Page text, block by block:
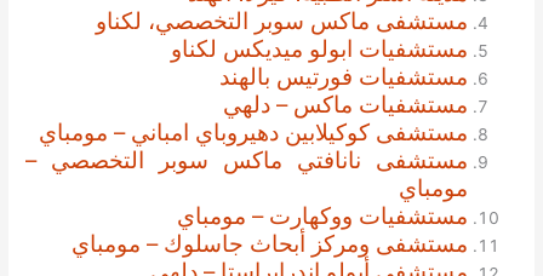
مستشفى ماكس سوبر التخصصي، لكناو
مستشفيات ابولو ميديكس لكناو
مستشفيات فورتيس بالهند
مستشفيات ماكس – دلهي
مستشفى كوكيلابين دهيروباي امباني – مومباي
مستشفى نانافتي ماكس سوبر التخصصي –
مومباي
مستشفيات ووكهارت – مومباي
مستشفى ومركز أبحاث جاسلوك – مومباي